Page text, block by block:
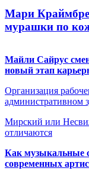
Мари
мурашки по
Майли Сайрус
новый этап
Организация
административном
Мирский или
отличаются
Как музыкальные
современных